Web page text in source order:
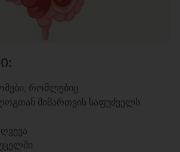
რომლებიც
მიმართვის საფუძველს